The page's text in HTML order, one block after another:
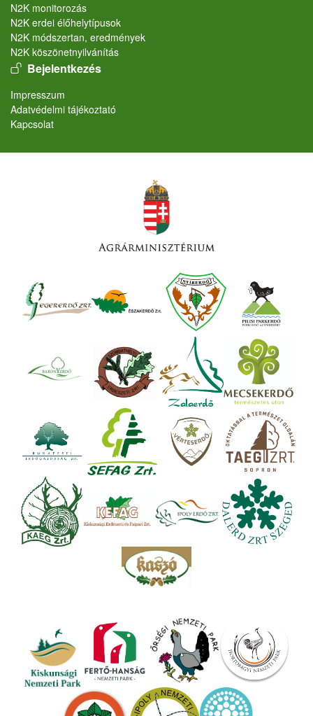
N2K monitorozás
N2K erdei élőhelytípusok
N2K módszertan, eredmények
N2K köszönetnyilvánítás
User account menu
Bejelentkezés
Lábléc
Impresszum
Adatvédelmi tájékoztató
Kapcsolat